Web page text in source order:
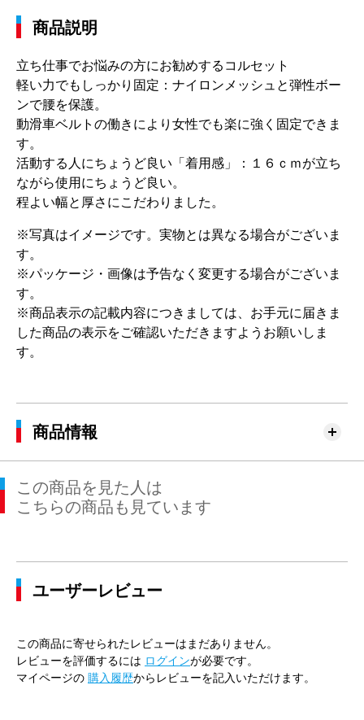
商品説明
立ち仕事でお悩みの方にお勧めするコルセット
軽い力でもしっかり固定：ナイロンメッシュと弾性ボー
ンで腰を保護。
動滑車ベルトの働きにより女性でも楽に強く固定できま
す。
活動する人にちょうど良い「着用感」：１６ｃｍが立ち
ながら使用にちょうど良い。
程よい幅と厚さにこだわりました。
※写真はイメージです。実物とは異なる場合がございま
す。
※パッケージ・画像は予告なく変更する場合がございま
す。
※商品表示の記載内容につきましては、お手元に届きま
した商品の表示をご確認いただきますようお願いしま
す。
商品情報
この商品を見た人は
こちらの商品も見ています
ユーザーレビュー
この商品に寄せられたレビューはまだありません。
レビューを評価するには ログインが必要です。
マイページの 購入履歴からレビューを記入いただけます。